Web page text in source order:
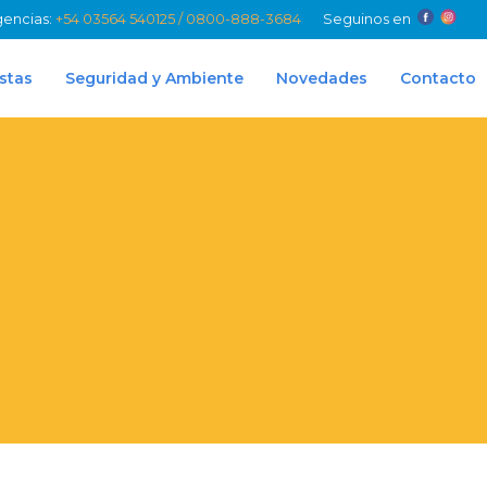
+54 03564 540125 / 0800-888-3684 Seguinos en
Seguridad y Ambiente Novedades Contacto